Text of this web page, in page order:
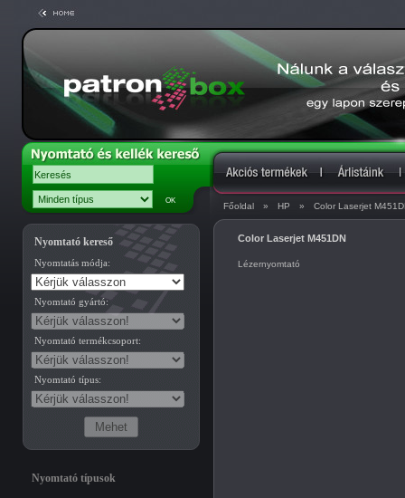
Főoldal » HP » Color Laserjet
Nyomtató kereső
Nyomtatás módja:
Nyomtató gyártó:
Nyomtató termékcsoport:
Nyomtató típus:
Nyomtató típusok
Color Laserjet M451DN
Lézernyomtató